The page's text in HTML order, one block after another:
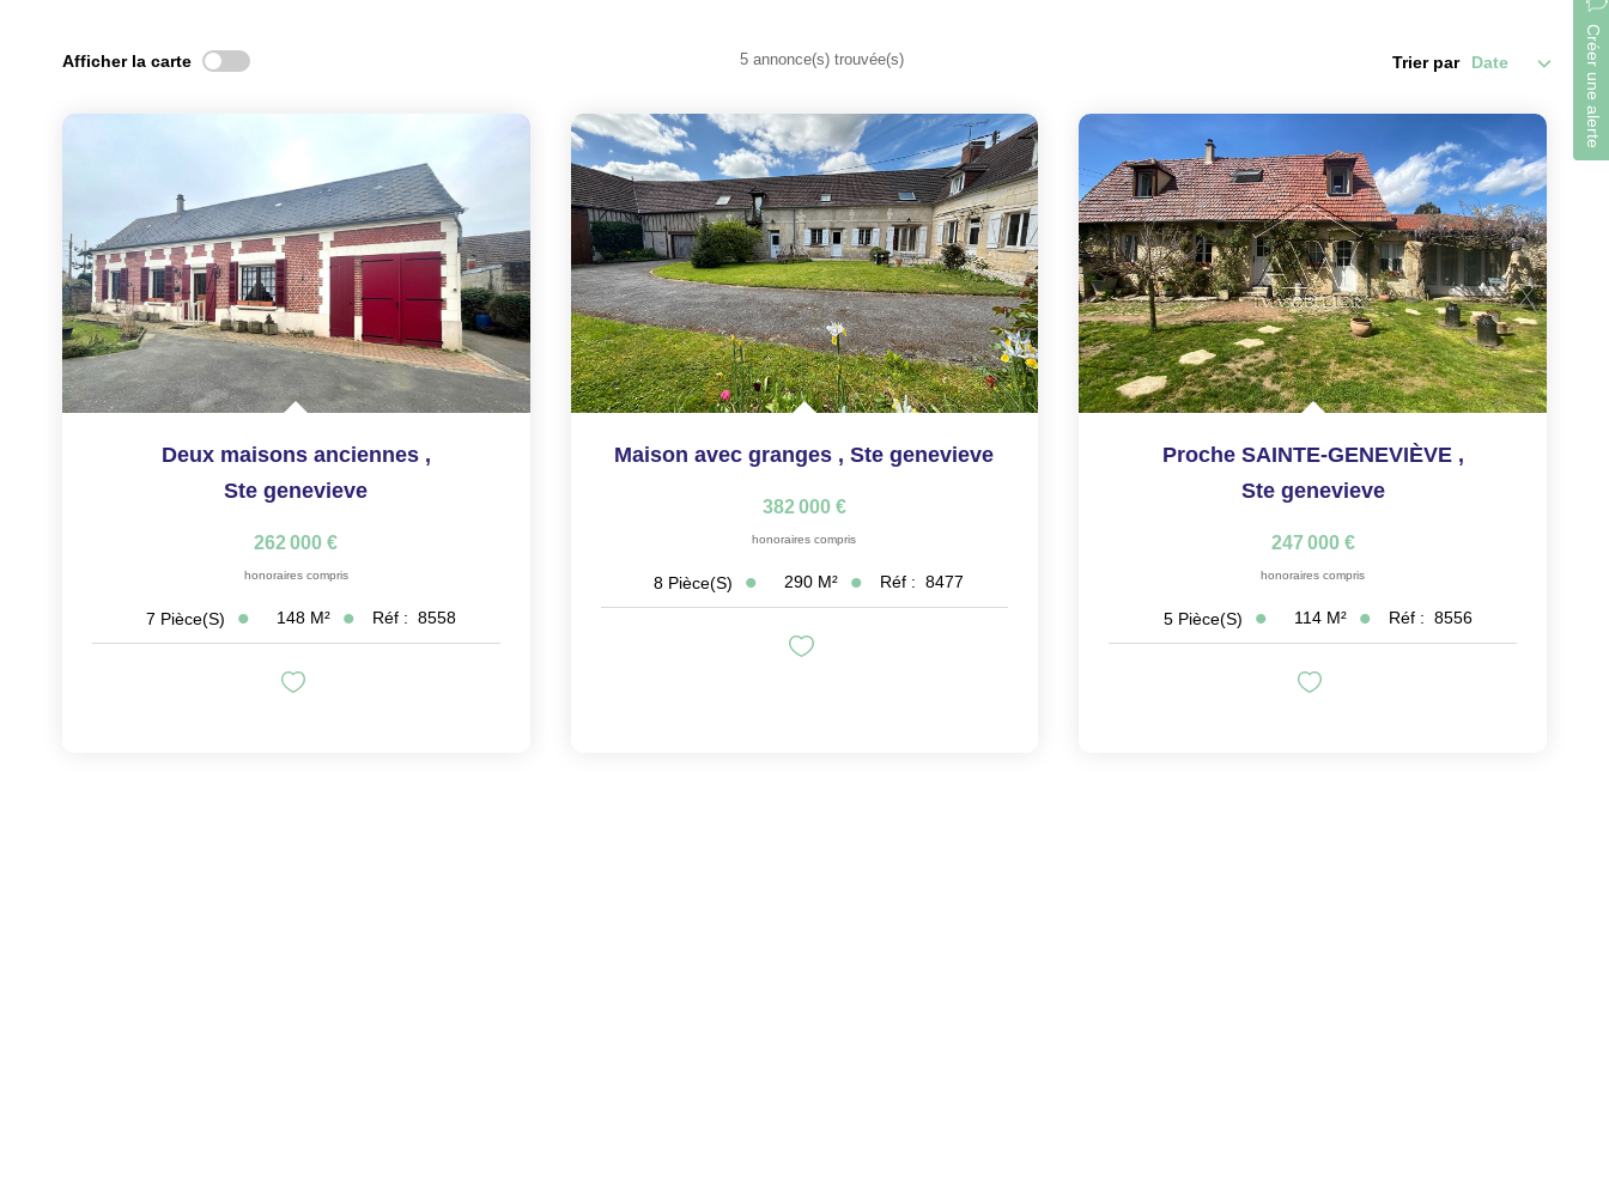
Créer une alerte
Afficher la carte 5 annonce(s) trouvée(s) Trier par
Deux maisons anciennes ,
Ste genevieve
262 000 €
honoraires compris
7 Pièce(s) 148 M² Réf : 8558
Maison avec granges ,Ste genevieve
382 000 €
honoraires compris
8 Pièce(s) 290 M² Réf : 8477
Proche SAINTE-GENEVIÈVE ,
Ste genevieve
247 000 €
honoraires compris
5 Pièce(s) 114 M² Réf : 8556